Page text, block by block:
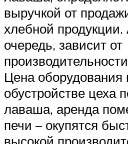
выручкой от
хлебной
очередь, зависит от
Цена оборудования
обустройстве цеха
лаваша, аренда
печи – окупятся